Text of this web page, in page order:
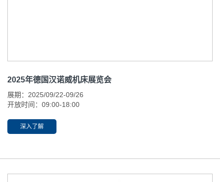
2025年德国汉诺威机床展览会
展期：2025/09/22-09/26
开放时间：09:00-18:00
展位：H5-B58
深入了解